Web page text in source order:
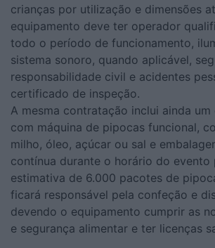
crianças por utilização e dimensões
equipamento deve ter operador
todo o período de funcionamento,
sistema sonoro, quando aplicável,
responsabilidade civil e acidentes
certificado de inspeção.
A mesma contratação inclui ainda
com máquina de pipocas funcional,
milho, óleo, açúcar ou sal e
contínua durante o horário do evento
estimativa de 6.000 pacotes de
ficará responsável pela confeção e
devendo o equipamento cumprir as
e segurança alimentar e ter licenças